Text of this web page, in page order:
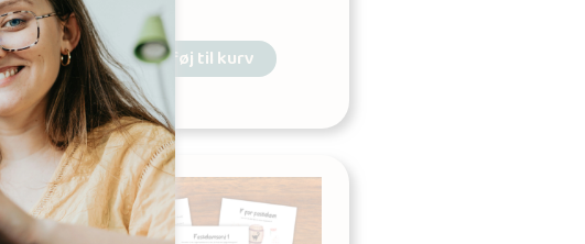
Tilføj til kurv